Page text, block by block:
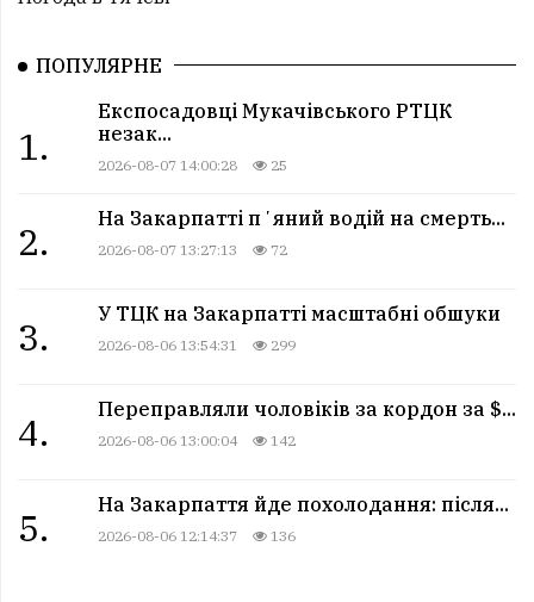
ПОПУЛЯРНЕ
1.
Експосадовці Мукачівського РТЦК
незак...
2026-08-07 14:00:28 25
2.
На Закарпатті пʼяний водій на смерть...
2026-08-07 13:27:13 72
3.
У ТЦК на Закарпатті масштабні обшуки
2026-08-06 13:54:31 299
4.
Переправляли чоловіків за кордон за $...
2026-08-06 13:00:04 142
5.
На Закарпаття йде похолодання: після...
2026-08-06 12:14:37 136